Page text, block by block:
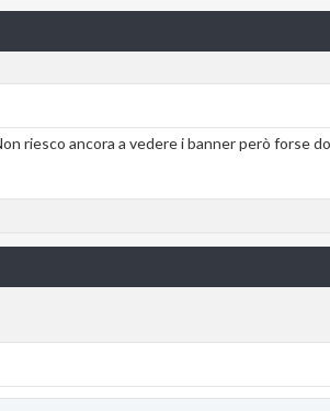
riesco ancora a vedere i banner però forse